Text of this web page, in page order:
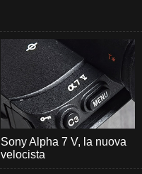
Sony Alpha 7 V, la nuova
velocista